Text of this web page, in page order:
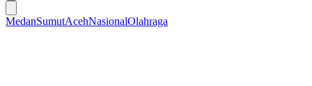
MedanSumutAcehNasionalOlahraga